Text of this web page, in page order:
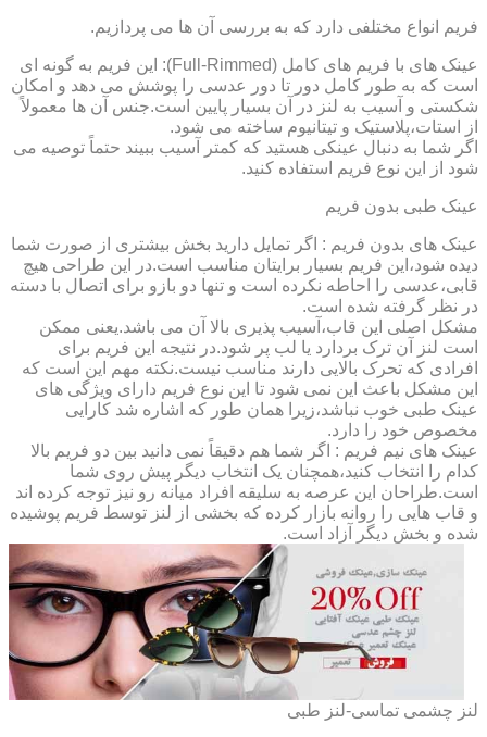
فریم انواع مختلفی دارد که به بررسی آن ها می پردازیم.
عینک های با فریم های کامل (Full-Rimmed): این فریم به گونه ای
است که به طور کامل دور تا دور عدسی را پوشش می دهد و امکان
شکستی و آسیب به لنز در آن بسیار پایین است.جنس آن ها معمولاً
از استات،پلاستیک و تیتانیوم ساخته می شود.
اگر شما به دنبال عینکی هستید که کمتر آسیب ببیند حتماً توصیه می
شود از این نوع فریم استفاده کنید.
عینک طبی بدون فریم
عینک های بدون فریم : اگر تمایل دارید بخش بیشتری از صورت شما
دیده شود،این فریم بسیار برایتان مناسب است.در این طراحی هیچ
قابی،عدسی را احاطه نکرده است و تنها دو بازو برای اتصال با دسته
در نظر گرفته شده است.
مشکل اصلی این قاب،آسیب پذیری بالا آن می باشد.یعنی ممکن
است لنز آن ترک بردارد یا لب پر شود.در نتیجه این فریم برای
افرادی که تحرک بالایی دارند مناسب نیست.نکته مهم این است که
این مشکل باعث این نمی شود تا این نوع فریم دارای ویژگی های
عینک طبی خوب نباشد،زیرا همان طور که اشاره شد کارایی
مخصوص خود را دارد.
عینک های نیم فریم : اگر شما هم دقیقاً نمی دانید بین دو فریم بالا
کدام را انتخاب کنید،همچنان یک انتخاب دیگر پیش روی شما
است.طراحان این عرصه به سلیقه افراد میانه رو نیز توجه کرده اند
و قاب هایی را روانه بازار کرده که بخشی از لنز توسط فریم پوشیده
شده و بخش دیگر آزاد است.
لنز چشمی تماسی-لنز طبی